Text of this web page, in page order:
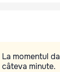
La momentul
câteva minute.